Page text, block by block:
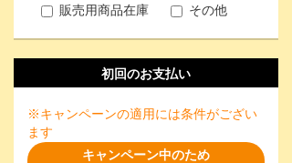
販売用商品在庫
その他
初回のお支払い
※キャンペーンの適用には条件がござい
ます
キャンペーン中のため